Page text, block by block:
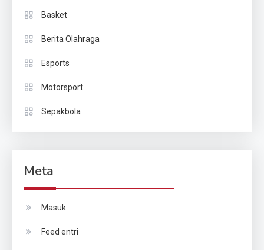
Basket
Berita Olahraga
Esports
Motorsport
Sepakbola
Meta
Masuk
Feed entri